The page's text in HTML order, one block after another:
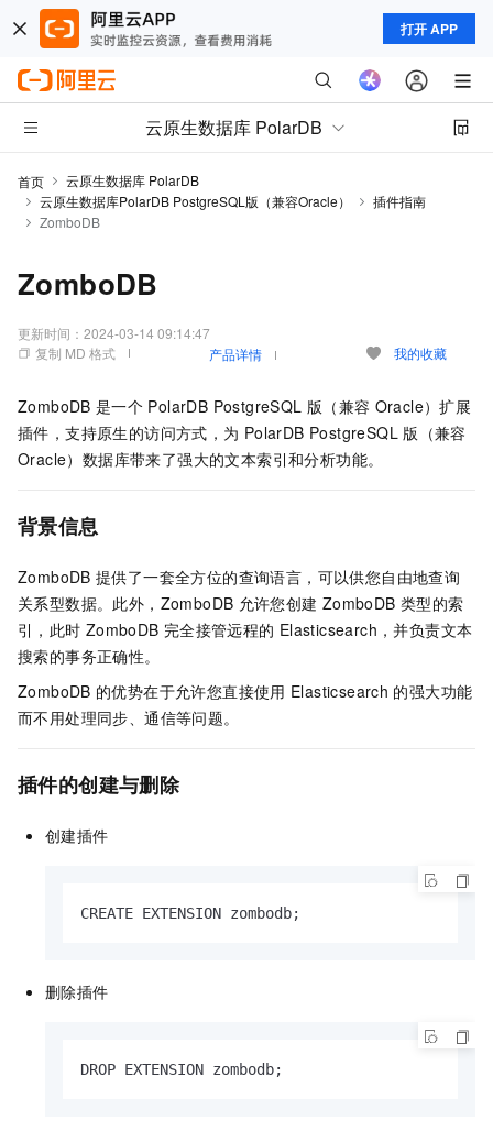
打开 APP
云原生数据库 PolarDB
首页
云原生数据库 PolarDB
云原生数据库PolarDB PostgreSQL版（兼容Oracle）
插件指南
ZomboDB
ZomboDB
更新时间： 2024-03-14 09:14:47
复制 MD 格式
产品详情 我的收藏
ZomboDB 是一个 PolarDB PostgreSQL 版（兼容 Oracle）扩展
插件，支持原生的访问方式，为 PolarDB PostgreSQL 版（兼容
Oracle） 数据库带来了强大的文本索引和分析功能。
背景信息
ZomboDB 提供了一套全方位的查询语言，可以供您自由地查询
关系型数据。此外，ZomboDB 允许您创建 ZomboDB 类型的索
引，此时 ZomboDB 完全接管远程的 Elasticsearch，并负责文本
搜索的事务正确性。
ZomboDB 的优势在于允许您直接使用 Elasticsearch 的强大功能
而不用处理同步、通信等问题。
插件的创建与删除
创建插件
CREATE EXTENSION zombodb;
删除插件
DROP EXTENSION zombodb;